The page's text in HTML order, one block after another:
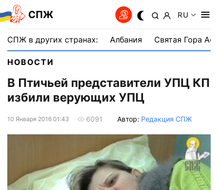
СПЖ RU
СПЖ в других странах: Албания Святая Гора
НОВОСТИ
В Птичьей представители УПЦ КП
избили верующих УПЦ
10 Января 2016 01:43 6091 Автор: Редакция СПЖ